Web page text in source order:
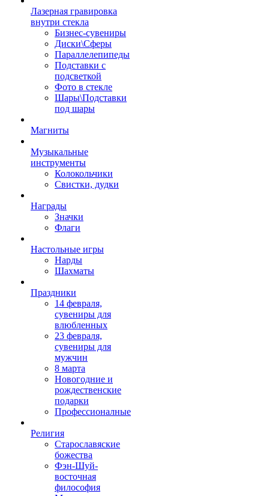
Лазерная гравировка
внутри стекла
Бизнес-сувениры
Диски\Сферы
Параллелепипеды
Подставки с
подсветкой
Фото в стекле
Шары\Подставки
под шары
Магниты
Музыкальные
инструменты
Колокольчики
Свистки, дудки
Награды
Значки
Флаги
Настольные игры
Нарды
Шахматы
Праздники
14 февраля,
сувениры для
влюбленных
23 февраля,
сувениры для
мужчин
8 марта
Новогодние и
рождественские
подарки
Профессионалные
Религия
Старославяские
божества
Фэн-Шуй-
восточная
философия